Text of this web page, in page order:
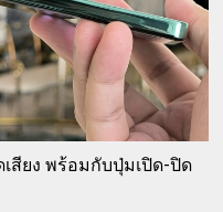
สียง พร้อมกับปุ่มเปิด-ปิด